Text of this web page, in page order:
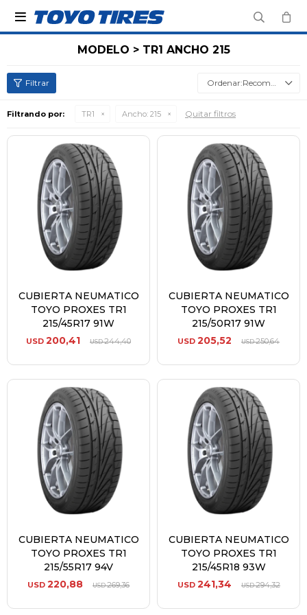

MODELO > TR1 ANCHO 215
Recomendados
Filtrando por: TR1 Ancho: 215 Quitar filtros
CUBIERTA NEUMATICO
TOYO PROXES TR1
215/45R17 91W
USD 200,41 USD244,40
CUBIERTA NEUMATICO
TOYO PROXES TR1
215/50R17 91W
USD 205,52 USD250,64
CUBIERTA NEUMATICO
TOYO PROXES TR1
215/55R17 94V
USD 220,88 USD269,36
CUBIERTA NEUMATICO
TOYO PROXES TR1
215/45R18 93W
USD 241,34 USD294,32